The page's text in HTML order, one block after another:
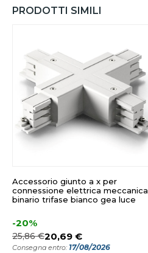
PRODOTTI SIMILI
Accessorio giunto a x per
connessione elettrica meccanica
binario trifase bianco gea luce
-20%
25,86 €20,69 €
Consegna entro: 17/08/2026